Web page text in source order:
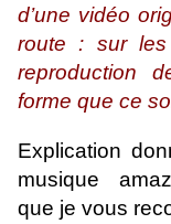
d’une vidéo
route : sur
reproduction
forme que ce
Explication
musique
que je vous